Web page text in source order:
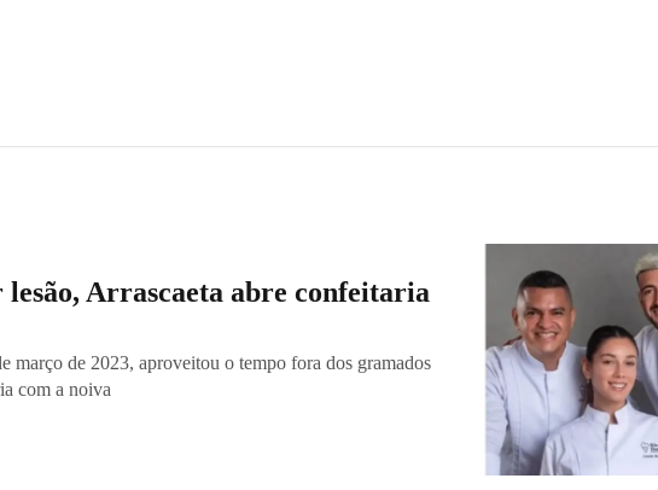
Arrascaeta abre confeitaria
março de 2023, aproveitou o tempo fora dos gramados
com a noiva